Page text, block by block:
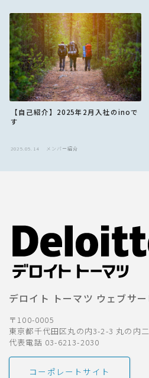
【自己紹介】2025年2月入社のinoで
す
2025.05.14 メンバー紹介
デロイト トーマツ ウェブサ
〒100-0005
東京都千代田区丸の内3-2-3 丸の内
代表電話 03-6213-2030
コーポレートサイト